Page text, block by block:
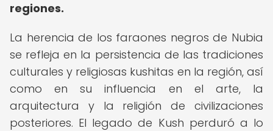
regiones.
La herencia de los faraones negros de Nubia
se refleja en la persistencia de las tradiciones
culturales y religiosas kushitas en la región, así
como en su influencia en el arte, la
arquitectura y la religión de civilizaciones
posteriores. El legado de Kush perduró a lo